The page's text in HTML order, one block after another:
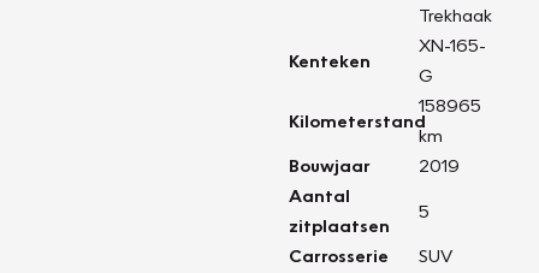
Trekhaak
Kenteken
XN-165-
G
Kilometerstand
158965
km
Bouwjaar
2019
Aantal
zitplaatsen
5
Carrosserie
SUV